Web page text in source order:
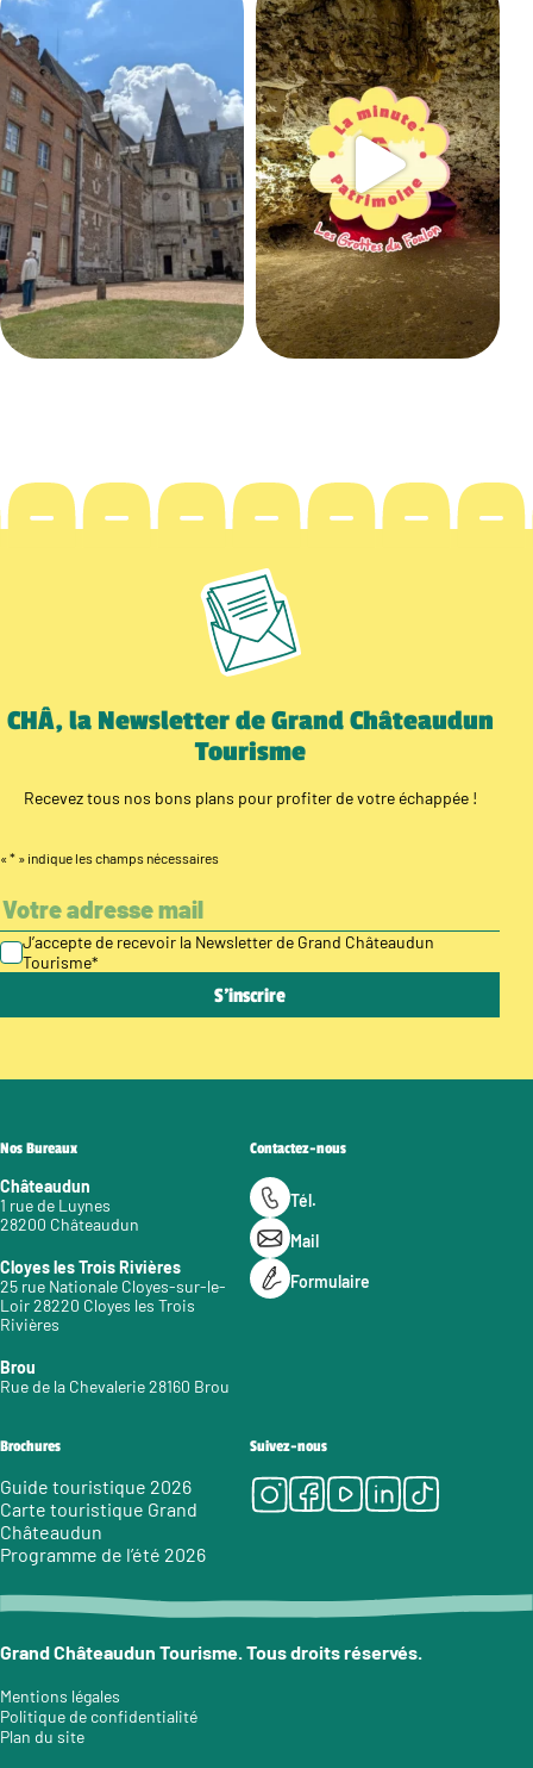
CHÂ, la Newsletter de Grand Châteaudun
Tourisme
Recevez tous nos bons plans pour profiter de votre échappée !
« * » indique les champs nécessaires
J’accepte de recevoir la Newsletter de Grand Châteaudun
Tourisme*
Nos Bureaux
Châteaudun
1 rue de Luynes
28200 Châteaudun
Cloyes les Trois Rivières
25 rue Nationale Cloyes-sur-le-
Loir 28220 Cloyes les Trois
Rivières
Brou
Rue de la Chevalerie 28160 Brou
Contactez-nous
Tél.
Mail
Formulaire
Brochures
Guide touristique 2026
Carte touristique Grand
Châteaudun
Programme de l’été 2026
Suivez-nous
Instagram
Facebook
Youtube
LinkedIn
Tiktok
Grand Châteaudun Tourisme. Tous droits réservés.
Mentions légales
Politique de confidentialité
Plan du site